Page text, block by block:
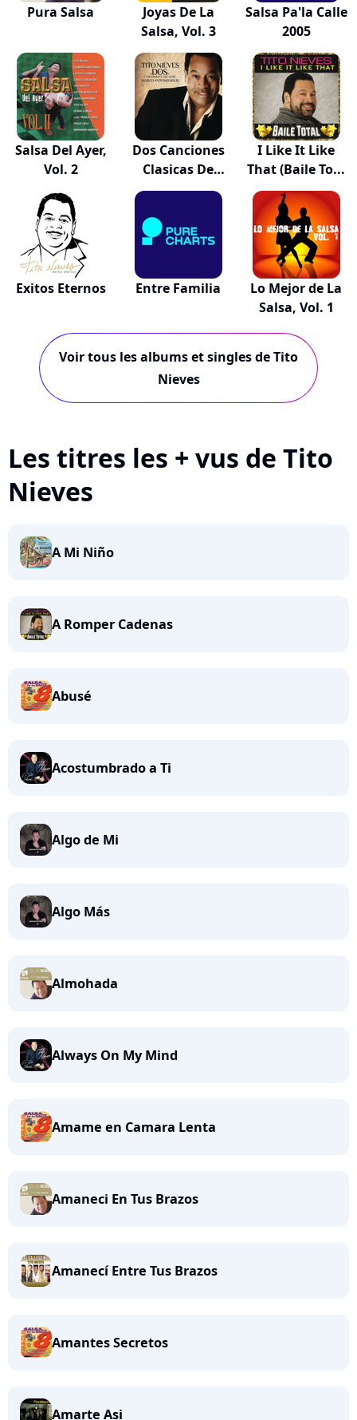
Pura Salsa
Joyas De La
Salsa, Vol. 3
Salsa Pa'la Calle
2005
Salsa Del Ayer,
Vol. 2
Dos Canciones
Clasicas De
Mar...
I Like It Like
That (Baile To...
Exitos Eternos Entre Familia
Lo Mejor de La
Salsa, Vol. 1
Voir tous les albums et singles de Tito
Nieves
Les titres les + vus de Tito
Nieves
A Mi Niño
A Romper Cadenas
Abusé
Acostumbrado a Ti
Algo de Mi
Algo Más
Almohada
Always On My Mind
Amame en Camara Lenta
Amaneci En Tus Brazos
Amanecí Entre Tus Brazos
Amantes Secretos
Amarte Asi